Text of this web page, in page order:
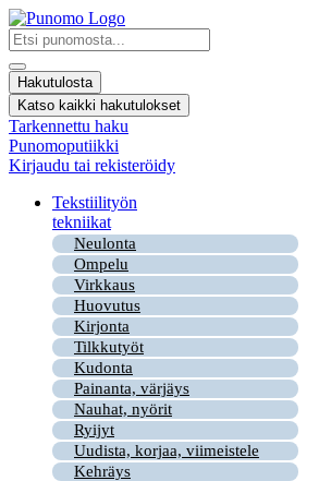
Mene
sisältöön
Search
...
Hakutulosta
Katso kaikki hakutulokset
Tarkennettu haku
Punomoputiikki
Kirjaudu tai rekisteröidy
Tekstiilityön
tekniikat
Neulonta
Ompelu
Virkkaus
Huovutus
Kirjonta
Tilkkutyöt
Kudonta
Painanta, värjäys
Nauhat, nyörit
Ryijyt
Uudista, korjaa, viimeistele
Kehräys